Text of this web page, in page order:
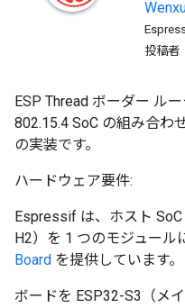
投稿者
ESP Thread ボーダー ル
802.15.4 SoC の組み合わ
の実装です。
ハードウェア要件:
Espressif は、ホスト
H2）を 1 つのモジュール
Board を提供しています。
ボードを ESP32-S3（メ